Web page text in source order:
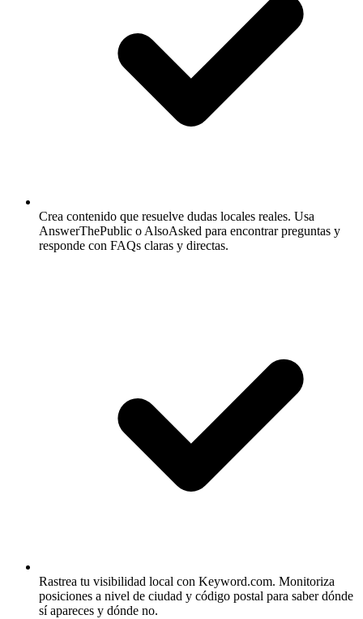
Crea contenido que resuelve dudas locales reales. Usa
AnswerThePublic o AlsoAsked para encontrar preguntas y
responde con FAQs claras y directas.
Rastrea tu visibilidad local con Keyword.com. Monitoriza
posiciones a nivel de ciudad y código postal para saber dónde
sí apareces y dónde no.